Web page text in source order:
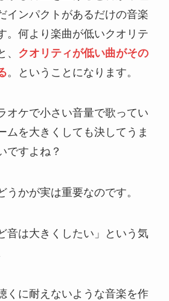
インパクトがあるだけの音楽
。何より楽曲が低いクオリテ
クオリティが低い曲がその
。ということになります。
オケで小さい音量で歌ってい
ムを大きくしても決してうま
ですよね？
うかが実は重要なのです。
音は大きくしたい」という気
くに耐えないような音楽を作